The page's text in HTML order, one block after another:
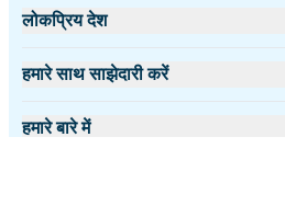
लोकप्रिय देश
संयुक्त राज्य
हमारे साथ साझेदारी करें
थोक मंच
हमारे बारे में